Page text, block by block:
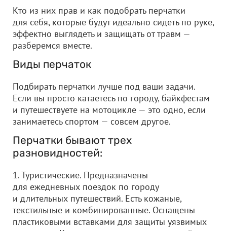
Кто из них прав и как подобрать перчатки
для себя, которые будут идеально сидеть по руке,
эффектно выглядеть и защищать от травм —
разберемся вместе.
Виды перчаток
Подбирать перчатки лучше под ваши задачи.
Если вы просто катаетесь по городу, байкфестам
и путешествуете на мотоцикле — это одно, если
занимаетесь спортом — совсем другое.
Перчатки бывают трех
разновидностей:
1. Туристические. Предназначены
для ежедневных поездок по городу
и длительных путешествий. Есть кожаные,
текстильные и комбинированные. Оснащены
пластиковыми вставками для защиты уязвимых